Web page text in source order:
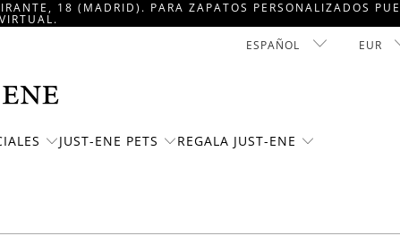
18 (MADRID). PARA ZAPATOS PERSONALIZADOS
ESPAÑOL EUR
JUST-ENE PETS REGALA JUST-ENE